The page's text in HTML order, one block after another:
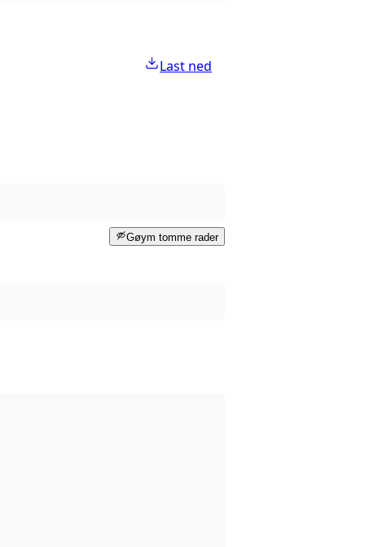
Last ned
Gøym tomme rader